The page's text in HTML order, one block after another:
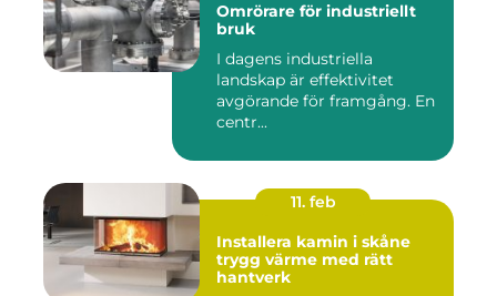
Omrörare för industriellt
bruk
I dagens industriella
landskap är effektivitet
avgörande för framgång. En
centr...
11. feb
Installera kamin i skåne
trygg värme med rätt
hantverk